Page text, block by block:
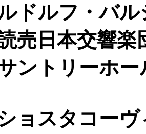
ドルフ・バル
売日本交響楽
ントリーホー
ョスタコー